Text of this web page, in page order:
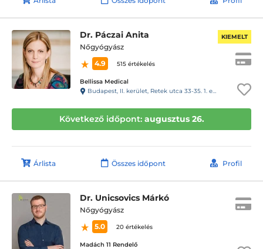
Dr. Páczai Anita
Nőgyógyász
4.9
515 értékelés
Bellissa Medical
Budapest, II. kerület, Retek utca 33-35. 1. em. 4. (kapucsengő: 17)
KIEMELT
Következő időpont: augusztus 26.
Árlista Összes időpont Profil
Dr. Unicsovics Márkó
Nőgyógyász
5.0
20 értékelés
Madách 11 Rendelő